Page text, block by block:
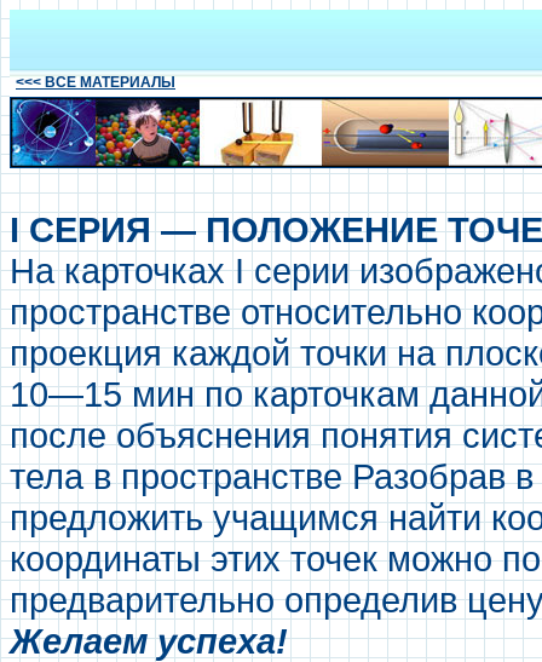
<<< ВСЕ МАТЕРИАЛЫ
I СЕРИЯ — ПОЛОЖЕНИЕ
На карточках I серии
пространстве относительно
проекция каждой точки на
10—15 мин по карточкам
после объяснения понятия
тела в пространстве Разобрав
предложить учащимся найти
координаты этих точек можно
предварительно определив
Желаем успеха!